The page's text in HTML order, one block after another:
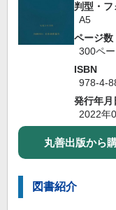
判型・フ
A5
ページ数
300ペ
ISBN
978-4-
発行年月
2022年
丸善出版から
図書紹介